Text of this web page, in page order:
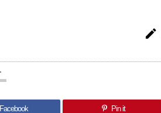

Facebook Pin it